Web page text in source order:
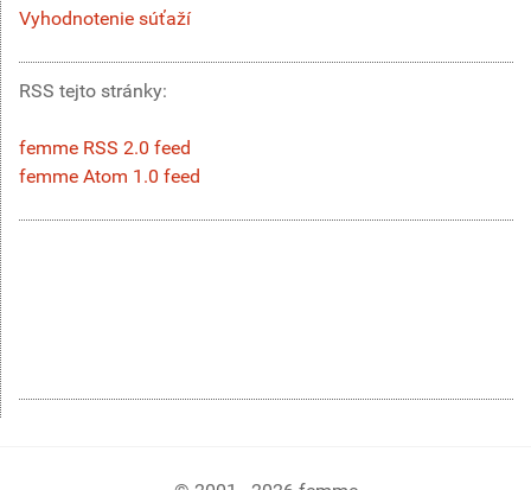
Vyhodnotenie súťaží
RSS tejto stránky:
femme RSS 2.0 feed
femme Atom 1.0 feed